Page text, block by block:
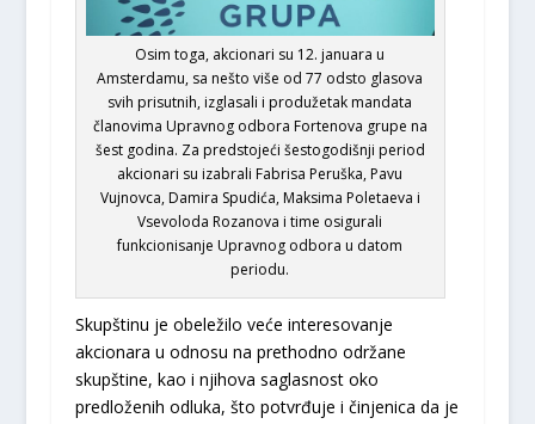
Osim toga, akcionari su 12. januara u
Amsterdamu, sa nešto više od 77 odsto glasova
svih prisutnih, izglasali i produžetak mandata
članovima Upravnog odbora Fortenova grupe na
šest godina. Za predstojeći šestogodišnji period
akcionari su izabrali Fabrisa Peruška, Pavu
Vujnovca, Damira Spudića, Maksima Poletaeva i
Vsevoloda Rozanova i time osigurali
funkcionisanje Upravnog odbora u datom
periodu.
Skupštinu je obeležilo veće interesovanje
akcionara u odnosu na prethodno održane
skupštine, kao i njihova saglasnost oko
predloženih odluka, što potvrđuje i činjenica da je